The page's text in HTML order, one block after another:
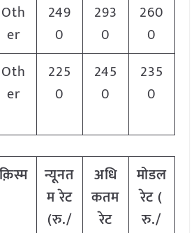
Oth
er
249
0
293
0
260
0
Oth
er
225
0
245
0
235
0
क़िस्म
न्यूनत
म रेट
(रु./
अधि
कतम
रेट
मोडल
रेट (
रु./